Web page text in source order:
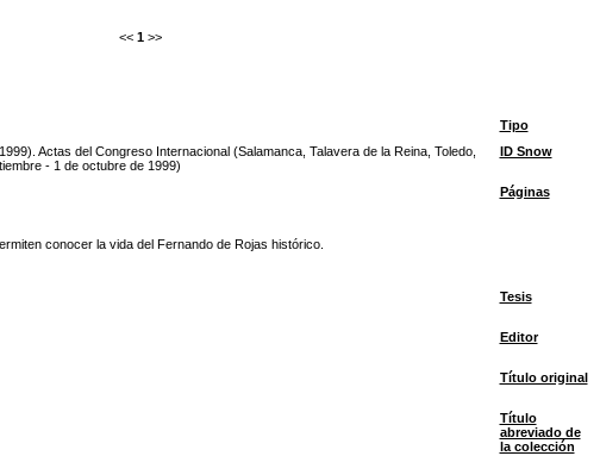
<< 1 >>
Tipo
Actas del Congreso Internacional (Salamanca, Talavera de la Reina, Toledo,
- 1 de octubre de 1999)
ID Snow
Páginas
conocer la vida del Fernando de Rojas histórico.
Tesis
Editor
Título original
Título
abreviado de
la colección